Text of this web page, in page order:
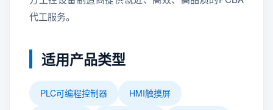
代工服务。
适用产品类型
PLC可编程控制器 HMI触摸屏